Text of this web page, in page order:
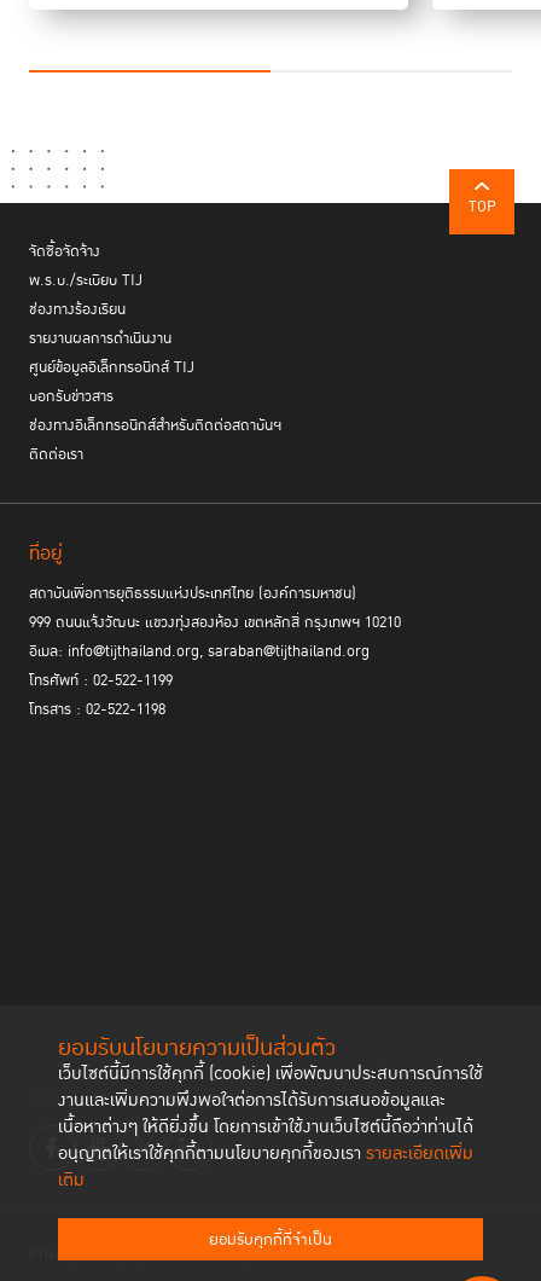
ยอมรับนโยบายความเป็นส่วนตัว
เว็บไซต์นี้มีการใช้คุกกี้ (cookie) เพื่อพัฒนาประสบการณ์การใช้
งานและเพิ่มความพึงพอใจต่อการได้รับการเสนอข้อมูลและ
เนื้อหาต่างๆ ให้ดียิ่งขึ้น โดยการเข้าใช้งานเว็บไซต์นี้ถือว่าท่านได้
อนุญาตให้เราใช้คุกกี้ตามนโยบายคุกกี้ของเรา รายละเอียดเพิ่ม
เติม
ยอมรับคุกกี้ที่จำเป็น
TOP
จัดซื้อจัดจ้าง
พ.ร.บ./ระเบียบ TIJ
ช่องทางร้องเรียน
รายงานผลการดำเนินงาน
ศูนย์ข้อมูลอิเล็กทรอนิกส์ TIJ
บอกรับข่าวสาร
ช่องทางอิเล็กทรอนิกส์สำหรับติดต่อสถาบันฯ
ติดต่อเรา
ที่อยู่
สถาบันเพื่อการยุติธรรมแห่งประเทศไทย (องค์การมหาชน)
999 ถนนแจ้งวัฒนะ แขวงทุ่งสองห้อง เขตหลักสี่ กรุงเทพฯ 10210
อีเมล: info@tijthailand.org, saraban@tijthailand.org
โทรศัพท์ : 02-522-1199
โทรสาร : 02-522-1198
ติดตามช่องทาง social
Privacy Policy Cookies Policy